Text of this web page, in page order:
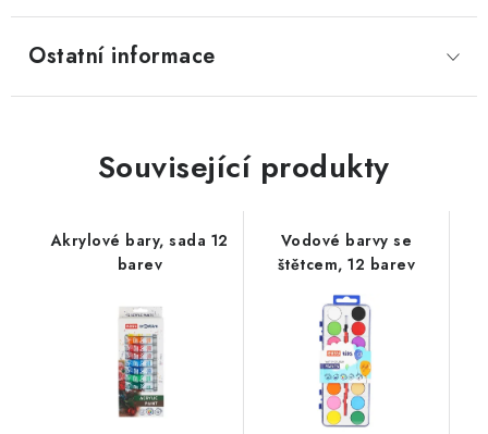
Ostatní informace
Související produkty
Akrylové bary, sada 12
barev
Vodové barvy se
štětcem, 12 barev